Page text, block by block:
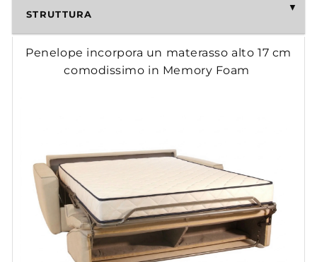
STRUTTURA
Penelope incorpora un materasso alto 17 cm
comodissimo in Memory Foam